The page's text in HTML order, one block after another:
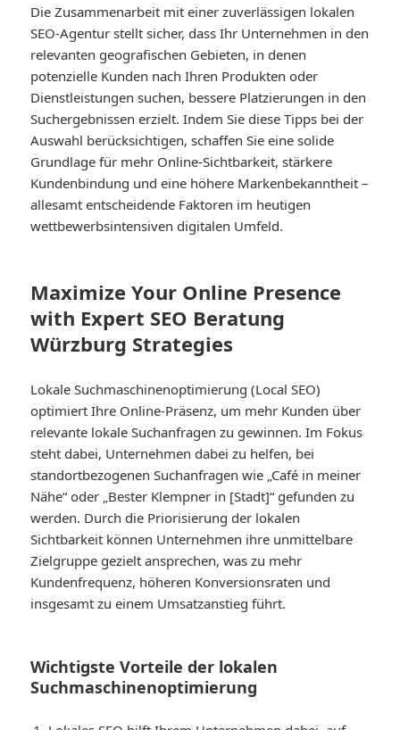
Die Zusammenarbeit mit einer zuverlässigen lokalen
SEO-Agentur stellt sicher, dass Ihr Unternehmen in den
relevanten geografischen Gebieten, in denen
potenzielle Kunden nach Ihren Produkten oder
Dienstleistungen suchen, bessere Platzierungen in den
Suchergebnissen erzielt. Indem Sie diese Tipps bei der
Auswahl berücksichtigen, schaffen Sie eine solide
Grundlage für mehr Online-Sichtbarkeit, stärkere
Kundenbindung und eine höhere Markenbekanntheit –
allesamt entscheidende Faktoren im heutigen
wettbewerbsintensiven digitalen Umfeld.
Maximize Your Online Presence
with Expert SEO Beratung
Würzburg Strategies
Lokale Suchmaschinenoptimierung (Local SEO)
optimiert Ihre Online-Präsenz, um mehr Kunden über
relevante lokale Suchanfragen zu gewinnen. Im Fokus
steht dabei, Unternehmen dabei zu helfen, bei
standortbezogenen Suchanfragen wie „Café in meiner
Nähe“ oder „Bester Klempner in [Stadt]“ gefunden zu
werden. Durch die Priorisierung der lokalen
Sichtbarkeit können Unternehmen ihre unmittelbare
Zielgruppe gezielt ansprechen, was zu mehr
Kundenfrequenz, höheren Konversionsraten und
insgesamt zu einem Umsatzanstieg führt.
Wichtigste Vorteile der lokalen
Suchmaschinenoptimierung